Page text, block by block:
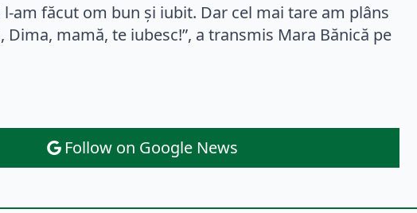
l-am făcut om bun și iubit. Dar cel mai tare am plâns
mamă, te iubesc!”, a transmis Mara Bănică pe
Follow on Google News